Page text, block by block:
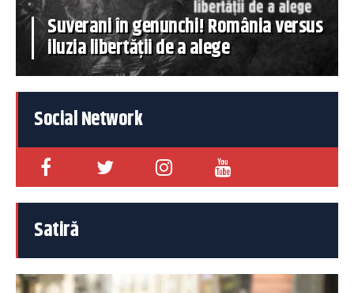
Suverani în genunchi! România versus
iluzia libertății de a alege
Social Network
Satiră